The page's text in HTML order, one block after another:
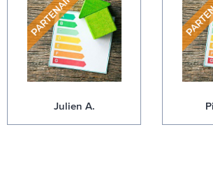
Julien A.